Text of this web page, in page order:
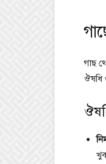
গাছ
ঔষধি